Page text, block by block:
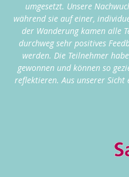
umgesetzt. Unsere
während sie auf einer,
der Wanderung kamen alle
durchweg sehr positives
werden. Die Teilnehmer
gewonnen und können so
reflektieren. Aus unserer